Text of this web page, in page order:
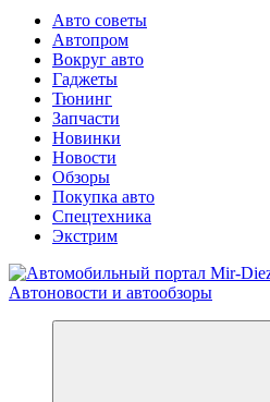
Авто советы
Автопром
Вокруг авто
Гаджеты
Тюнинг
Запчасти
Новинки
Новости
Обзоры
Покупка авто
Спецтехника
Экстрим
Справочник автомобилиста.